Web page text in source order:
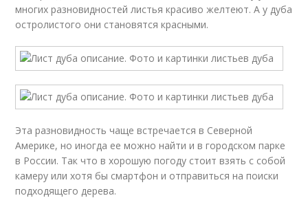
многих разновидностей листья красиво желтеют. А у дуба
остролистого они становятся красными.
Эта разновидность чаще встречается в Северной
Америке, но иногда ее можно найти и в городском парке
в России. Так что в хорошую погоду стоит взять с собой
камеру или хотя бы смартфон и отправиться на поиски
подходящего дерева.